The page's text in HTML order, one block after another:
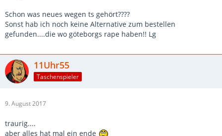
Schon was neues wegen ts gehört????
Sonst hab ich noch keine Alternative zum bestellen
gefunden....die wo göteborgs rape haben!! Lg
11Uhr55
Taschenspieler
9. August 2017
traurig....
aber alles hat mal ein ende